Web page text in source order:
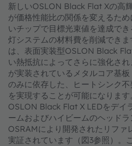
新しいOSLON Black Flat Xの高
が価格性能比の関係を変えるた
いチップで目標光束値を達成で
灯システムの材料費を削減でき
は、表面実装型OSLON Black
い熱抵抗によってさらに強化さ
が実装されているメタルコア基
のみに依存した、ヒートシンク
を実現することが可能になります
OSLON Black Flat X LEDをデイ
ームおよびハイビームのヘッド
OSRAMにより開発されたリファ
実証されています（図3参照）。